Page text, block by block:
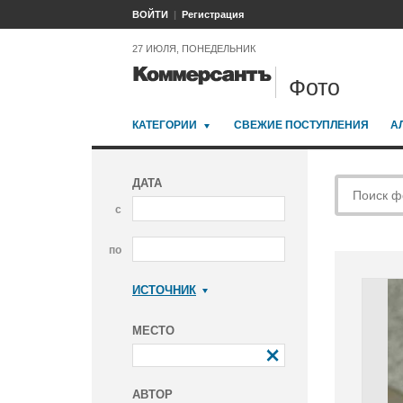
ВОЙТИ Регистрация
27 ИЮЛЯ, ПОНЕДЕЛЬНИК
Фото
КАТЕГОРИИ СВЕЖИЕ ПОСТУПЛЕНИЯ
ДАТА
с
по
ИСТОЧНИК
МЕСТО
АВТОР